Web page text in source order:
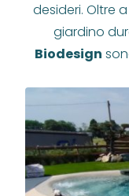
desideri. Oltre
giardino
Biodesign